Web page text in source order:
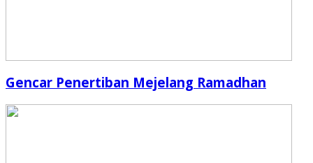
Gencar Penertiban Mejelang Ramadhan